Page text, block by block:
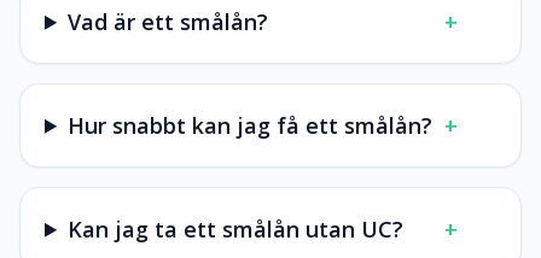
Vad är ett smålån? +
Hur snabbt kan jag få ett smålån? +
Kan jag ta ett smålån utan UC? +